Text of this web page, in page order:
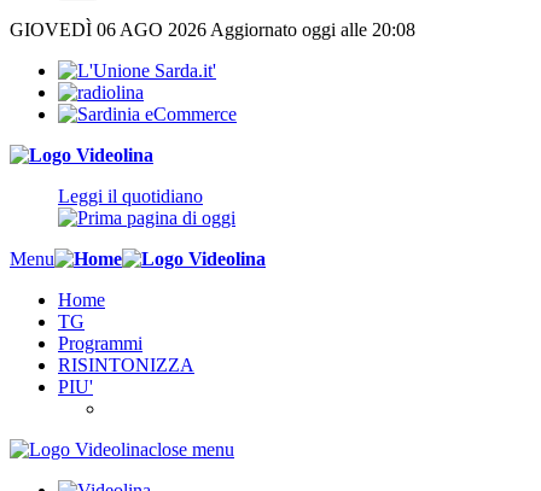
GIOVEDÌ 06 AGO 2026 Aggiornato oggi alle 20:08
Leggi il quotidiano
Menu
Home
TG
Programmi
RISINTONIZZA
PIU'
close menu